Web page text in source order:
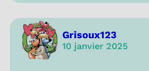
Grisoux123
10 janvier 2025